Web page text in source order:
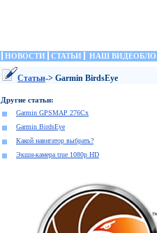
НОВОСТИ СТАТЬИ
НАШ
Статьи-> Garmin BirdsEye
Другие статьи:
Garmin GPSMAP 276Cx
Garmin BirdsEye
Какой навигатор выбрать?
Экшн-камера true 1080p HD